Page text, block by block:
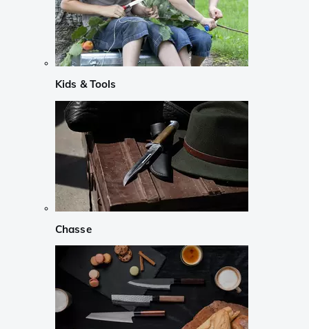
Kids & Tools
Chasse